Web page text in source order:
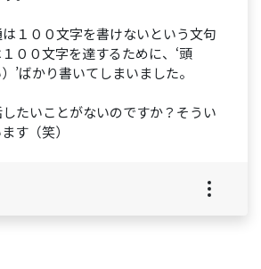
１００文字を書けないという文句
００文字を達するために、‘頭
’ばかり書いてしまいました。
たいことがないのですか？そうい
す（笑）